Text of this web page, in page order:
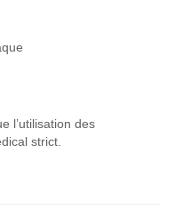
l’utilisation des
strict.